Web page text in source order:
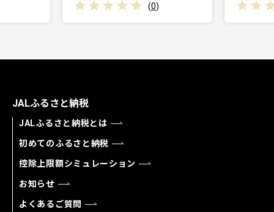
(0
JALふるさと納税
JALふるさと納税とは
初めてのふるさと納税
控除上限額シミュレーション
お知らせ
よくあるご質問